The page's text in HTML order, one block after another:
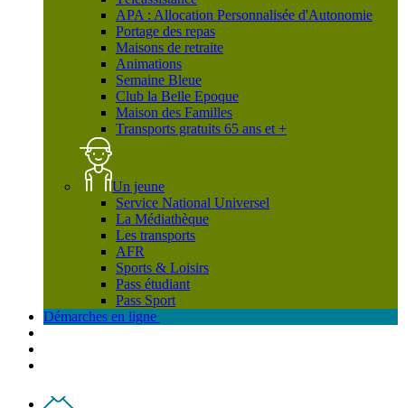
APA : Allocation Personnalisée d'Autonomie
Portage des repas
Maisons de retraite
Animations
Semaine Bleue
Club la Belle Epoque
Maison des Familles
Transports gratuits 65 ans et +
Un jeune
Service National Universel
La Médiathèque
Les transports
AFR
Sports & Loisirs
Pass étudiant
Pass Sport
Démarches en ligne
Contact